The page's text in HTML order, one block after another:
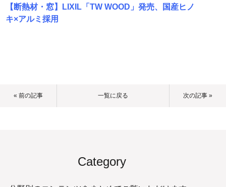
【断熱材・窓】LIXIL「TW WOOD」発売、国産ヒノ
キ×アルミ採用
« 前の記事 一覧に戻る 次の記事 »
Category